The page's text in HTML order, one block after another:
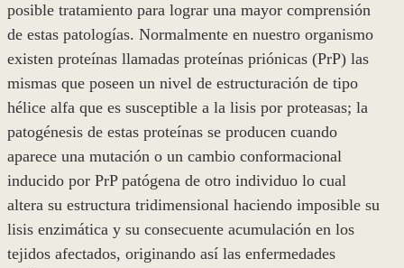
posible tratamiento para lograr una mayor comprensión
de estas patologías. Normalmente en nuestro organismo
existen proteínas llamadas proteínas priónicas (PrP) las
mismas que poseen un nivel de estructuración de tipo
hélice alfa que es susceptible a la lisis por proteasas; la
patogénesis de estas proteínas se producen cuando
aparece una mutación o un cambio conformacional
inducido por PrP patógena de otro individuo lo cual
altera su estructura tridimensional haciendo imposible su
lisis enzimática y su consecuente acumulación en los
tejidos afectados, originando así las enfermedades